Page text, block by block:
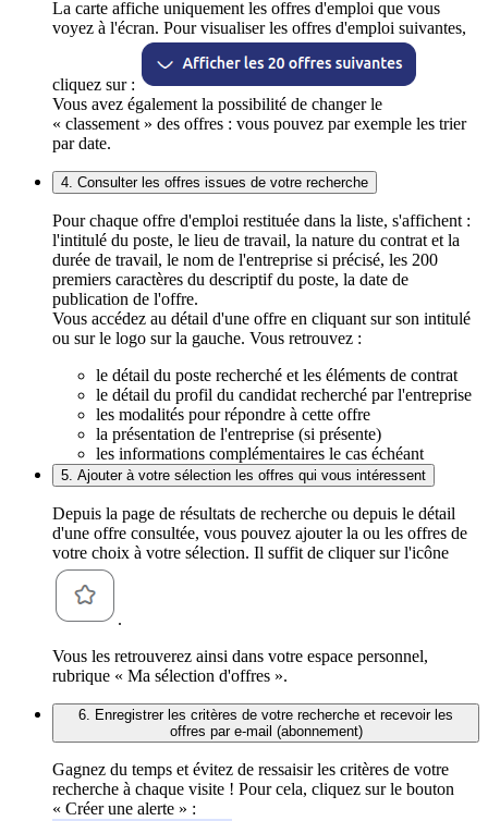
La carte affiche uniquement les offres d'emploi que vous
voyez à l'écran. Pour visualiser les offres d'emploi suivantes,
cliquez sur :
Vous avez également la possibilité de changer le
« classement » des offres : vous pouvez par exemple les trier
par date.
4. Consulter les offres issues de votre recherche
Pour chaque offre d'emploi restituée dans la liste, s'affichent :
l'intitulé du poste, le lieu de travail, la nature du contrat et la
durée de travail, le nom de l'entreprise si précisé, les 200
premiers caractères du descriptif du poste, la date de
publication de l'offre.
Vous accédez au détail d'une offre en cliquant sur son intitulé
ou sur le logo sur la gauche. Vous retrouvez :
le détail du poste recherché et les éléments de contrat
le détail du profil du candidat recherché par l'entreprise
les modalités pour répondre à cette offre
la présentation de l'entreprise (si présente)
les informations complémentaires le cas échéant
5. Ajouter à votre sélection les offres qui vous intéressent
Depuis la page de résultats de recherche ou depuis le détail
d'une offre consultée, vous pouvez ajouter la ou les offres de
votre choix à votre sélection. Il suffit de cliquer sur l'icône
.
Vous les retrouverez ainsi dans votre espace personnel,
rubrique « Ma sélection d'offres ».
6. Enregistrer les critères de votre recherche et recevoir les
offres par e-mail (abonnement)
Gagnez du temps et évitez de ressaisir les critères de votre
recherche à chaque visite ! Pour cela, cliquez sur le bouton
« Créer une alerte » :